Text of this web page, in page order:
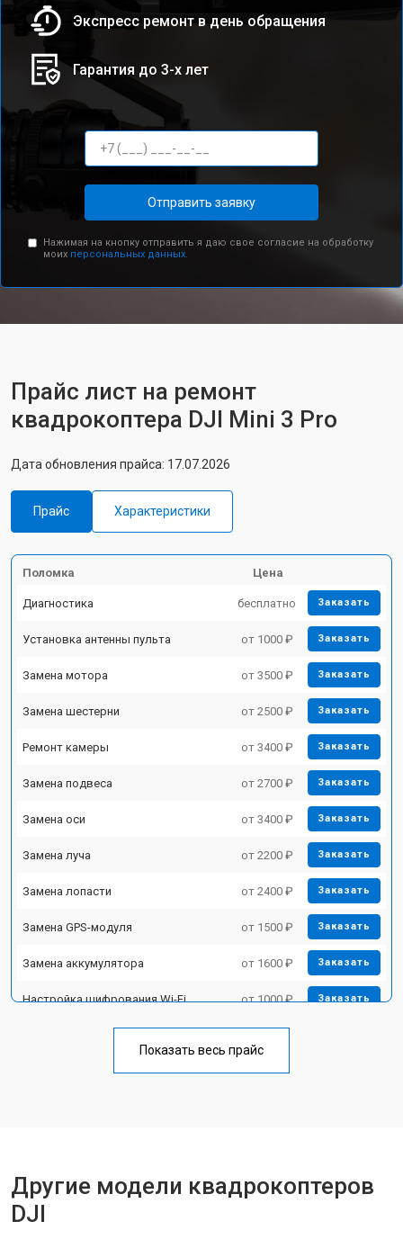
Экспресс ремонт в день обращения
Гарантия до 3-х лет
Отправить заявку
Нажимая на кнопку отправить я даю свое согласие на обработку
моих персональных данных.
Прайс лист на ремонт
квадрокоптера DJI Mini 3 Pro
Дата обновления прайса: 17.07.2026
Прайс Характеристики
Поломка Цена
Диагностика бесплатно Заказать
Установка антенны пульта от 1000 ₽ Заказать
Замена мотора от 3500 ₽ Заказать
Замена шестерни от 2500 ₽ Заказать
Ремонт камеры от 3400 ₽ Заказать
Замена подвеса от 2700 ₽ Заказать
Замена оси от 3400 ₽ Заказать
Замена луча от 2200 ₽ Заказать
Замена лопасти от 2400 ₽ Заказать
Замена GPS-модуля от 1500 ₽ Заказать
Замена аккумулятора от 1600 ₽ Заказать
Настройка шифрования Wi-Fi от 1000 ₽ Заказать
Замена материнской платы от 2800 ₽
Показать весь прайс
Другие модели квадрокоптеров
DJI